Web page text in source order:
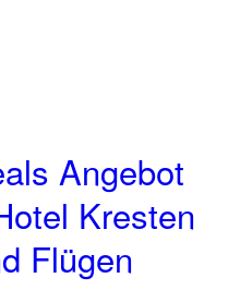
Angebot
Kresten
Flügen